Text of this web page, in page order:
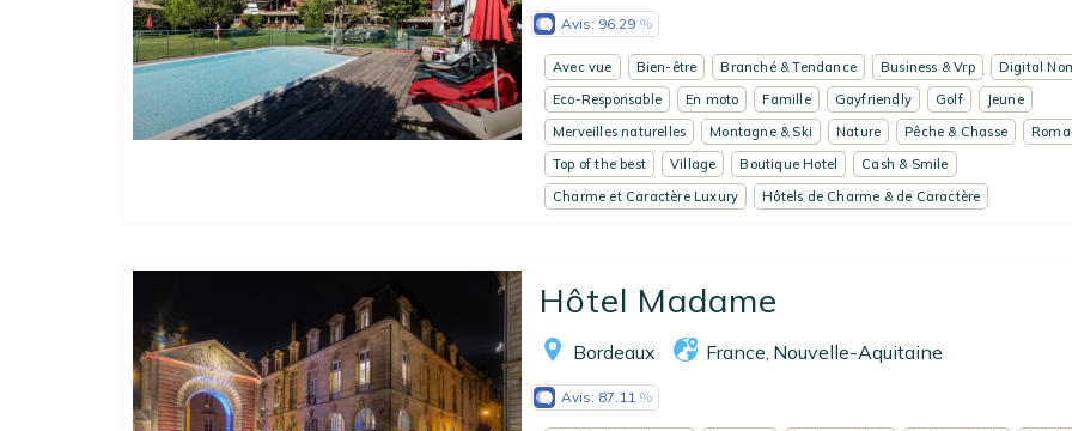
Nos adresses dans le monde
Nos collections
Notre programme de fidélité
Ecrivez-nous
EN FR
Avis: 96.29
Avec vue Bien-être Branché & Tendance Business & Vrp
Digital
Eco-Responsable
En moto Famille Gayfriendly Golf
Jeune
Merveilles naturelles
Montagne & Ski Nature Pêche & Chasse
Top of the best
Village Boutique Hotel
Cash & Smile
Charme et Caractère Luxury
Hôtels de Charme & de Caractère
Hôtel Madame
Bordeaux France Nouvelle-Aquitaine
Avis: 87.11